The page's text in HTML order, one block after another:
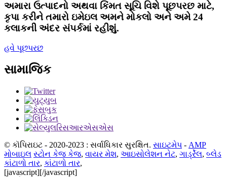
અમારા ઉત્પાદનો અથવા કિંમત સૂચિ વિશે પૂછપરછ માટે,
કૃપા કરીને તમારો ઇમેઇલ અમને મોકલો અને અમે 24
કલાકની અંદર સંપર્કમાં રહીશું.
હવે પૂછપરછ
સામાજિક
© કૉપિરાઇટ - 2020-2023 : સર્વાધિકાર સુરક્ષિત. સાઇટમેપ - AMP
મોબાઇલ સ્ટોન કેજ કેજ, વાયર મેશ, આઇસોલેશન નેટ, ગાર્ડ્રેલ, બ્લેડ
કાંટાળો તાર, કાંટાળો તાર,
[javascript][/javascript]